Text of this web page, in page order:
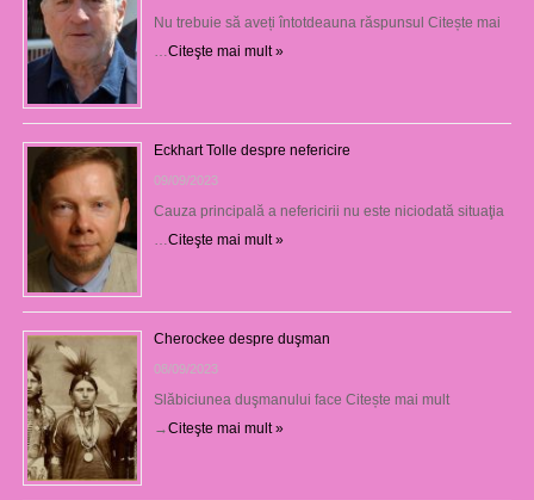
Nu trebuie să aveți întotdeauna răspunsul Citește mai
Citeşte mai mult »
Eckhart Tolle despre nefericire
09/09/2023
Cauza principală a nefericirii nu este niciodată situaţia
Citeşte mai mult »
Cherockee despre duşman
08/09/2023
Slăbiciunea duşmanului face Citește mai mult
→Citeşte mai mult »